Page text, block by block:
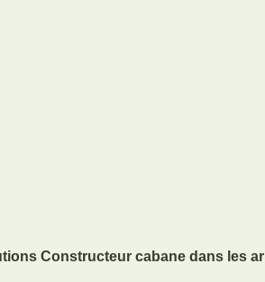
Constructeur cabane dans les